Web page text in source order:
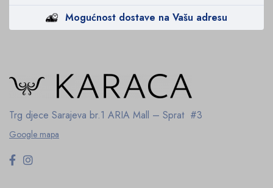
Mogućnost dostave na Vašu adresu
Trg djece Sarajeva br.1 ARIA Mall – Sprat #3
Google mapa